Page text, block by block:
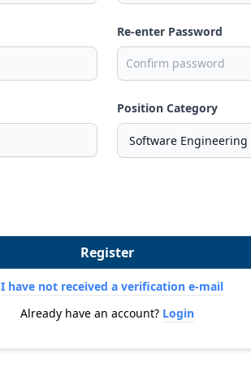
Re-enter Password
Position Category
Register
I have not received a verification e-mail
Already have an account? Login